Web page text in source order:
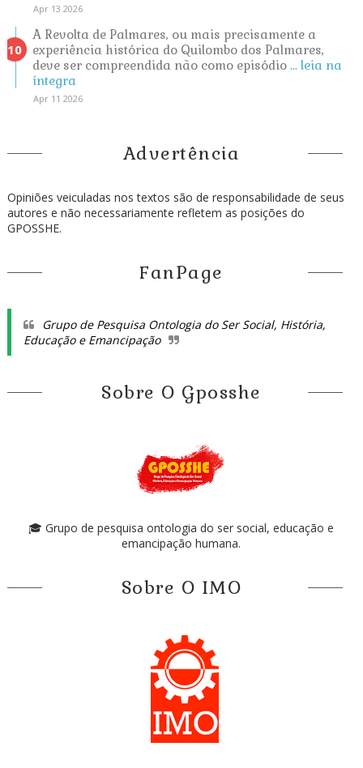
Apr 13 2026
A Revolta de Palmares, ou mais precisamente a
experiência histórica do Quilombo dos Palmares,
deve ser compreendida não como episódio ... leia na
íntegra
Apr 11 2026
Advertência
Opiniões veiculadas nos textos são de responsabilidade de seus
autores e não necessariamente refletem as posições do
GPOSSHE.
FanPage
Grupo de Pesquisa Ontologia do Ser Social, História,
Educação e Emancipação
Sobre O Gposshe
🎓 Grupo de pesquisa ontologia do ser social, educação e
emancipação humana.
Sobre O IMO